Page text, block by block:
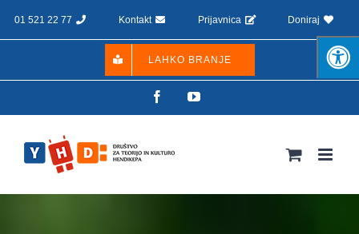
01 521 22 77 Kontakt Prijavnica Doniraj
LAHKO BRANJE
FacebookYouTube